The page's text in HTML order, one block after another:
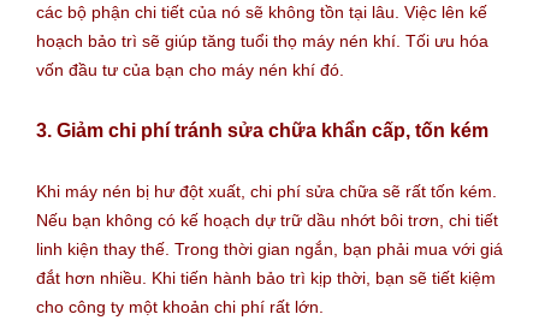
các bộ phận chi tiết của nó sẽ không tồn tại lâu. Việc lên kế
hoạch bảo trì sẽ giúp tăng tuổi thọ máy nén khí. Tối ưu hóa
vốn đầu tư của bạn cho máy nén khí đó.
3. Giảm chi phí tránh sửa chữa khẩn cấp, tốn kém
Khi máy nén bị hư đột xuất, chi phí sửa chữa sẽ rất tốn kém.
Nếu bạn không có kế hoạch dự trữ dầu nhớt bôi trơn, chi tiết
linh kiện thay thế. Trong thời gian ngắn, bạn phải mua với giá
đắt hơn nhiều. Khi tiến hành bảo trì kịp thời, bạn sẽ tiết kiệm
cho công ty một khoản chi phí rất lớn.